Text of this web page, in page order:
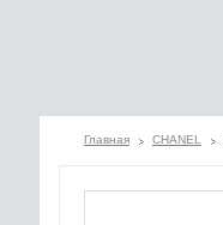
Главная CHANEL